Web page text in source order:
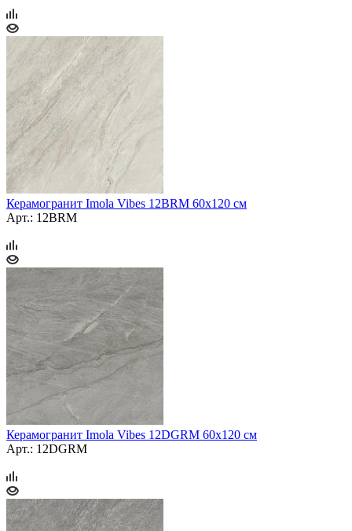
Керамогранит Imola Vibes 12BRM 60х120 см
Арт.: 12BRM
Керамогранит Imola Vibes 12DGRM 60х120 см
Арт.: 12DGRM